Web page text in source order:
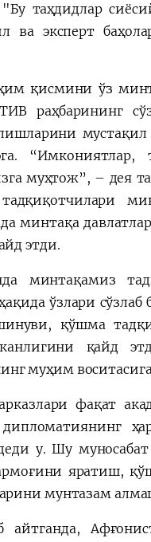
"Бу таҳдидлар
ва эксперт
қисмини ўз
раҳбарининг
муҳтож”, – дея
минтақа
этди.
минтақамиз
ўзлари
қўшма
қайд
муҳим
фақат
у. Шу муносабат
яратиш,
мунтазам
айтганда,